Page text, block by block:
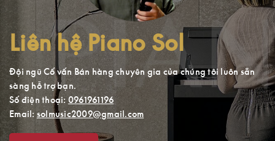
Liên hệ Piano Sol
Đội ngũ Cố vấn Bán hàng chuyên gia của chúng tôi luôn sẵn
sàng hỗ trợ bạn.
Số điện thoại: 0961961196
Email: solmusic2009@gmail.com